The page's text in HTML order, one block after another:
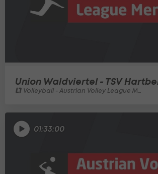
Union Waldviertel - TSV
Volleyball - Austrian Volley League Men
01:33:00